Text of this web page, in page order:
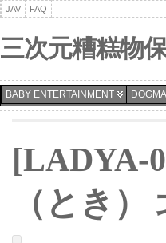
JAV FAQ
三次元糟糕物
BABY ENTERTAINMENT DOGMA
[LADYA-
（とき